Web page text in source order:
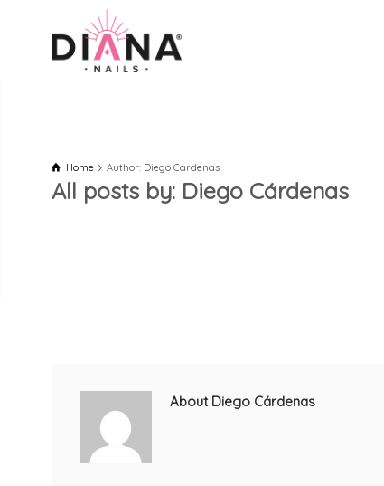
Home Author: Diego Cárdenas
All posts by: Diego Cárdenas
About Diego Cárdenas